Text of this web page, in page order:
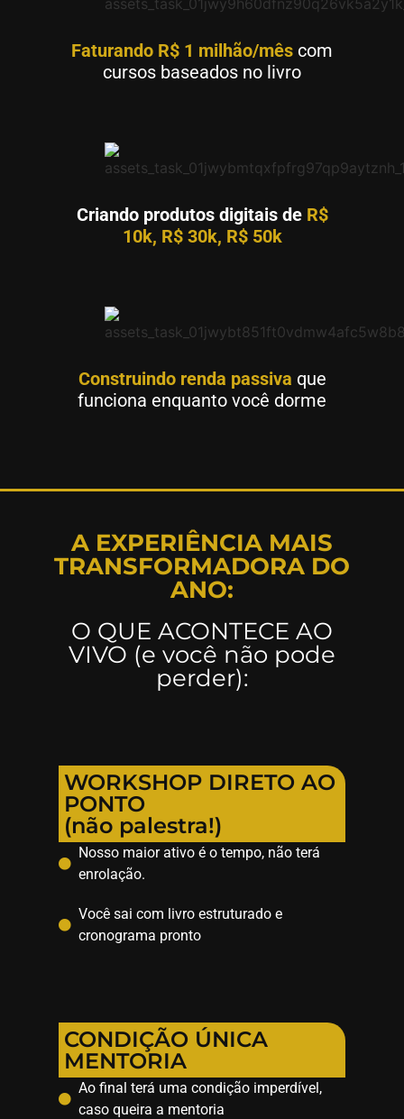
Faturando R$ 1 milhão/mês com
cursos baseados no livro
Criando produtos digitais deR$
10k, R$ 30k, R$ 50k
Construindo renda passiva que
funciona enquanto você dorme
A EXPERIÊNCIA MAIS
TRANSFORMADORA DO
ANO:
O QUE ACONTECE AO
VIVO (e você não pode
perder):
WORKSHOP DIRETO AO
PONTO
(não palestra!)
Nosso maior ativo é o tempo, não terá
enrolação.
Você sai com livro estruturado e
cronograma pronto
CONDIÇÃO ÚNICA
MENTORIA
Ao final terá uma condição imperdível,
caso queira a mentoria